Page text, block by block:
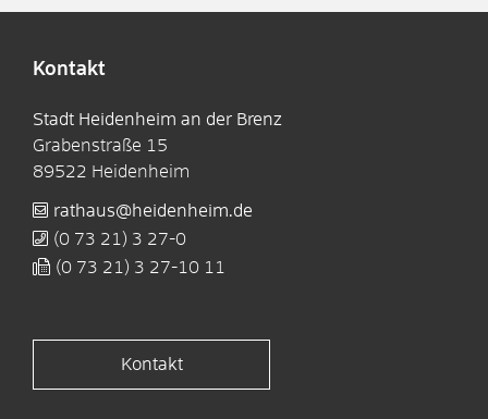
Kontakt
Stadt Heidenheim an der Brenz
Grabenstraße 15
89522 Heidenheim
rathaus@heidenheim.de
(0 73 21) 3 27-0
(0 73 21) 3 27-10 11
Kontakt